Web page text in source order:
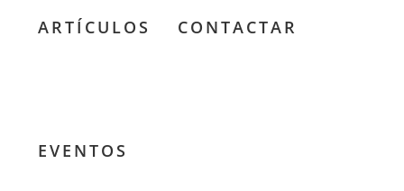
ARTÍCULOS CONTACTAR
EVENTOS